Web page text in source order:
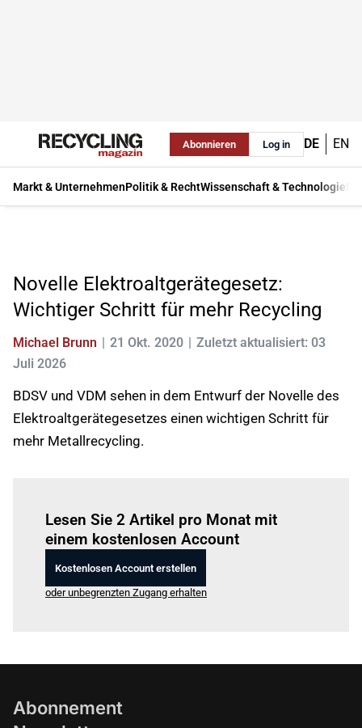
Abonnieren Log in DE EN
Markt & UnternehmenPolitik & RechtWissenschaft & Technologie
Novelle Elektroaltgerätegesetz:
Wichtiger Schritt für mehr Recycling
Michael Brunn 21 Okt. 2020
Zuletzt aktualisiert: 03
Juli 2026
BDSV und VDM sehen in dem Entwurf der Novelle des
Elektroaltgerätegesetzes einen wichtigen Schritt für
mehr Metallrecycling.
Lesen Sie 2 Artikel pro Monat mit
einem kostenlosen Account
Kostenlosen Account erstellen
oder unbegrenzten Zugang erhalten
Abonnement